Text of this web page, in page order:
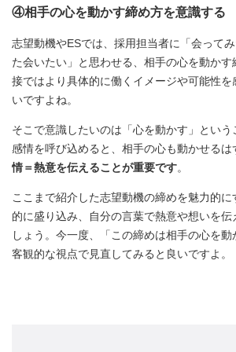
④相手の心を動かす締め方を意識する
志望動機やESでは、採用担当者に「会って
た会いたい」と思わせる、相手の心を動か
接ではより具体的に働くイメージや可能性
いですよね。
そこで意識したいのは「心を動かす」とい
感情を呼び込めると、相手の心も動かせるは
情＝熱意を伝えることが重要です。
ここまで紹介した志望動機の締めを魅力的
的に盛り込み、自分の言葉で熱意や想いを伝
しょう。今一度、「この締めは相手の心を動
客観的な視点で見直してみると良いですよ。